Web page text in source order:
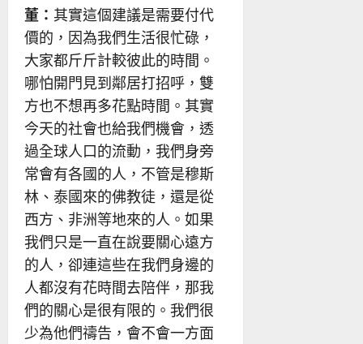
董： 其實這個建議是需要付代
價的，因為我們生活很忙碌，
大家都斤斤計較彼此的時間。
哪怕開門見到鄰居打招呼，雙
方也不想再多花點時間。其實
今天的社會也給我們機會，透
過全球人口的流動，我們身旁
常會有各國的人，不管是穆斯
林、泰國來的佛教徒，還是從
西方、非洲等地來的人。如果
我們只是一直在說要關心遠方
的人，卻連這些在我們身邊的
人都沒有花時間去陪伴，那我
們的關心是很有限的。我們很
少為他們禱告，會不會一方面